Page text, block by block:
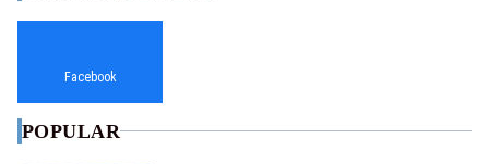
Facebook
POPULAR